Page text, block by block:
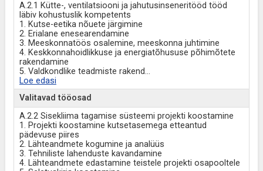
A.2.1 Kütte-, ventilatsiooni ja jahutusinseneritööd tööd
läbiv kohustuslik kompetents
1. Kutse-eetika nõuete järgimine
2. Erialane enesearendamine
3. Meeskonnatöös osalemine, meeskonna juhtimine
4. Keskkonnahoidlikkuse ja energiatõhususe põhimõtete
rakendamine
5. Valdkondlike teadmiste rakend...
Loe edasi
Valitavad tööosad
A.2.2 Sisekliima tagamise süsteemi projekti koostamine
1. Projekti koostamine kutsetasemega etteantud
pädevuse piires
2. Lähteandmete kogumine ja analüüs
3. Tehniliste lahenduste kavandamine
4. Lähteandmete edastamine teistele projekti osapooltele